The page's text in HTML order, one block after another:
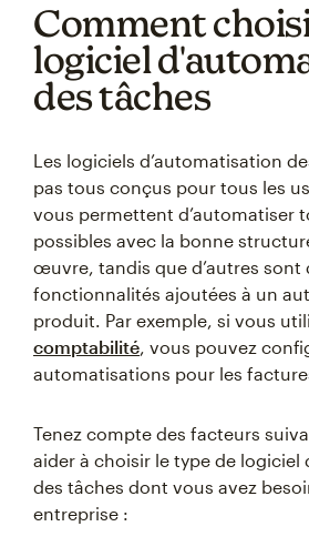
Comment
logiciel
des tâches
Les logiciels d’automatisation
pas tous conçus pour tous les
vous permettent d’automatiser
possibles avec la bonne
œuvre, tandis que d’autres sont
fonctionnalités ajoutées à un
produit. Par exemple, si vous
comptabilité, vous pouvez
automatisations pour les
Tenez compte des facteurs
aider à choisir le type de logiciel
des tâches dont vous avez
entreprise :